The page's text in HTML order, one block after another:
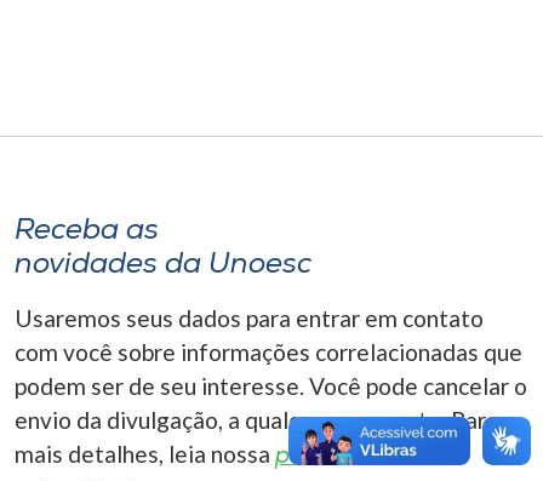
A-
Receba as
novidades da Unoesc
Usaremos seus dados para entrar em contato
com você sobre informações correlacionadas que
podem ser de seu interesse. Você pode cancelar o
envio da divulgação, a qualquer momento. Para
mais detalhes, leia nossa política de